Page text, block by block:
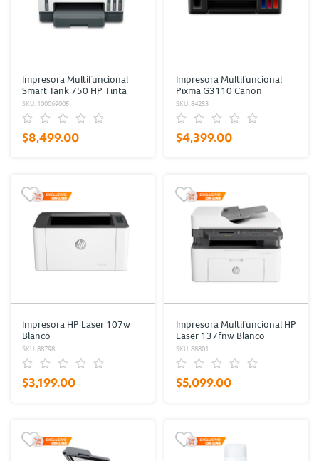
Impresora Multifuncional
Smart Tank 750 HP Tinta
Continua Color
SKU: 100069005
$8,499.00
Impresora Multifuncional
Pixma G3110 Canon
Negro/Color
SKU: 84253
$4,399.00
Impresora HP Laser 107w
Blanco
SKU: 88798
$3,199.00
Impresora Multifuncional HP
Laser 137fnw Blanco
SKU: 88801
$5,099.00